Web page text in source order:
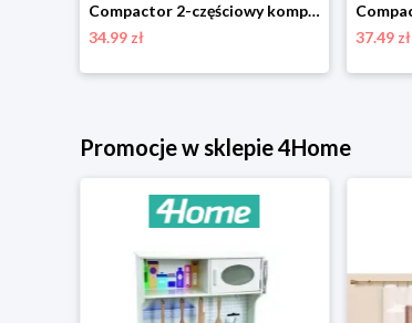
Compactor 2-częściowy komplet wieszaków na spodnie Velvet, 45 cm
34.99 zł
37.49 zł
Promocje w sklepie 4Home